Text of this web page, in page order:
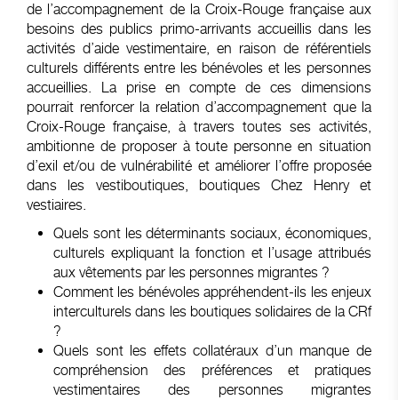
de l’accompagnement de la Croix-Rouge française aux
besoins des publics primo-arrivants accueillis dans les
activités d’aide vestimentaire, en raison de référentiels
culturels différents entre les bénévoles et les personnes
accueillies. La prise en compte de ces dimensions
pourrait renforcer la relation d’accompagnement que la
Croix-Rouge française, à travers toutes ses activités,
ambitionne de proposer à toute personne en situation
d’exil et/ou de vulnérabilité et améliorer l’offre proposée
dans les vestiboutiques, boutiques Chez Henry et
vestiaires.
Quels sont les déterminants sociaux, économiques,
culturels expliquant la fonction et l’usage attribués
aux vêtements par les personnes migrantes ?
Comment les bénévoles appréhendent-ils les enjeux
interculturels dans les boutiques solidaires de la CRf
?
Quels sont les effets collatéraux d’un manque de
compréhension des préférences et pratiques
vestimentaires des personnes migrantes